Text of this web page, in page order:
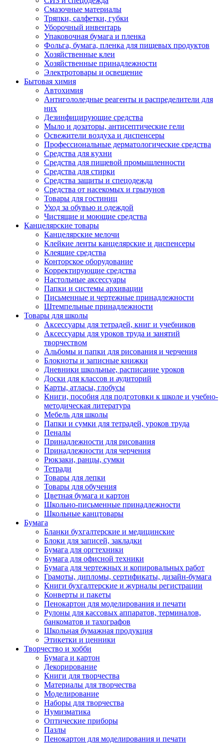
Смазочные материалы
Тряпки, салфетки, губки
Уборочный инвентарь
Упаковочная бумага и пленка
Фольга, бумага, пленка для пищевых продуктов
Хозяйственные клеи
Хозяйственные принадлежности
Электротовары и освещение
Бытовая химия
Автохимия
Антигололедные реагенты и распределители для
них
Дезинфицирующие средства
Мыло и дозаторы, антисептические гели
Освежители воздуха и диспенсеры
Профессиональные дерматологические средства
Средства для кухни
Средства для пищевой промышленности
Средства для стирки
Средства защиты и спецодежда
Средства от насекомых и грызунов
Товары для гостиниц
Уход за обувью и одеждой
Чистящие и моющие средства
Канцелярские товары
Канцелярские мелочи
Клейкие ленты канцелярские и диспенсеры
Клеящие средства
Конторское оборудование
Корректирующие средства
Настольные аксессуары
Папки и системы архивации
Письменные и чертежные принадлежности
Штемпельные принадлежности
Товары для школы
Аксессуары для тетрадей, книг и учебников
Аксессуары для уроков труда и занятий
творчеством
Альбомы и папки для рисования и черчения
Блокноты и записные книжки
Дневники школьные, расписание уроков
Доски для классов и аудиторий
Карты, атласы, глобусы
Книги, пособия для подготовки к школе и учебно-
методическая литература
Мебель для школы
Папки и сумки для тетрадей, уроков труда
Пеналы
Принадлежности для рисования
Принадлежности для черчения
Рюкзаки, ранцы, сумки
Тетради
Товары для лепки
Товары для обучения
Цветная бумага и картон
Школьно-письменные принадлежности
Школьные канцтовары
Бумага
Бланки бухгалтерские и медицинские
Блоки для записей, закладки
Бумага для оргтехники
Бумага для офисной техники
Бумага для чертежных и копировальных работ
Грамоты, дипломы, сертификаты, дизайн-бумага
Книги бухгалтерские и журналы регистрации
Конверты и пакеты
Пенокартон для моделирования и печати
Рулоны для кассовых аппаратов, терминалов,
банкоматов и тахографов
Школьная бумажная продукция
Этикетки и ценники
Творчество и хобби
Бумага и картон
Декорирование
Книги для творчества
Материалы для творчества
Моделирование
Наборы для творчества
Нумизматика
Оптические приборы
Пазлы
Пенокартон для моделирования и печати